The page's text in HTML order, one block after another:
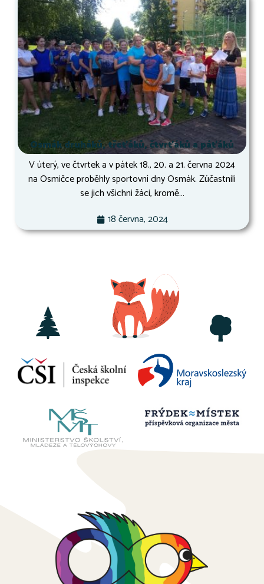
Osmák druháků, třeťáků, čtvrťáků a páťáků
V úterý, ve čtvrtek a v pátek 18., 20. a 21. června 2024
na Osmičce proběhly sportovní dny Osmák. Zúčastnili
se jich všichni žáci, kromě...
18 června, 2024